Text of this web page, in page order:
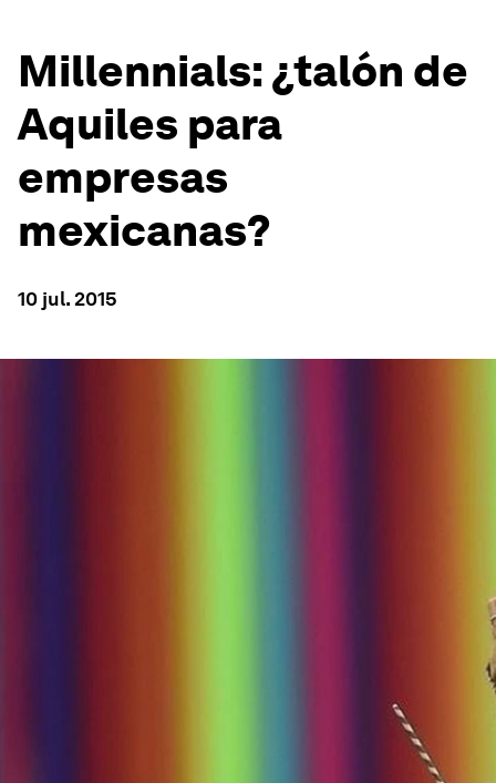
Millennials: ¿talón de
Aquiles para
empresas
mexicanas?
10 jul. 2015